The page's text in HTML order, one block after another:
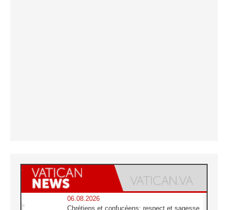
06.08.2026
Chrétiens et confucéens: respect et sagesse